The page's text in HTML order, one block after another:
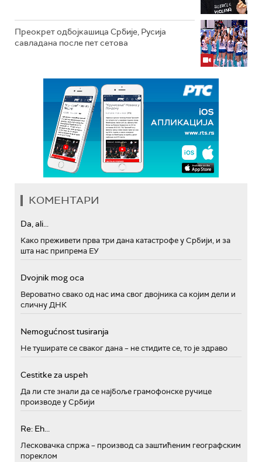
Преокрет одбојкашица Србије, Русија
савладана после пет сетова
КОМЕНТАРИ
Da, ali...
Како преживети прва три дана катастрофе у Србији, и за
шта нас припрема ЕУ
Dvojnik mog oca
Вероватно свако од нас има свог двојника са којим дели и
сличну ДНК
Nemogućnost tusiranja
Не туширате се сваког дана – не стидите се, то је здраво
Cestitke za uspeh
Да ли сте знали да се најбоље грамофонске ручице
производе у Србији
Re: Eh...
Лесковачка спржа – производ са заштићеним географским
пореклом